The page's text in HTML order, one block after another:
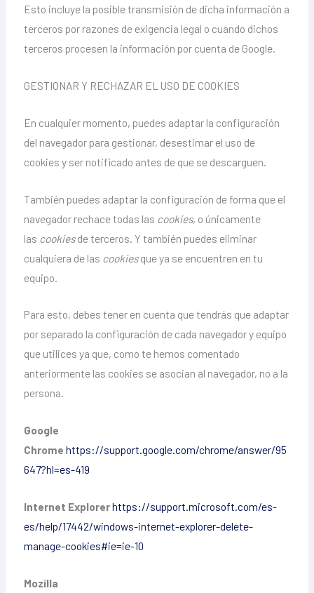
Esto incluye la posible transmisión de dicha información a
terceros por razones de exigencia legal o cuando dichos
terceros procesen la información por cuenta de Google.
GESTIONAR Y RECHAZAR EL USO DE COOKIES
En cualquier momento, puedes adaptar la configuración
del navegador para gestionar, desestimar el uso de
cookies y ser notificado antes de que se descarguen.
También puedes adaptar la configuración de forma que el
navegador rechace todas las cookies, o únicamente
las cookiesde terceros. Y también puedes eliminar
cualquiera de las cookiesque ya se encuentren en tu
equipo.
Para esto, debes tener en cuenta que tendrás que adaptar
por separado la configuración de cada navegador y equipo
que utilices ya que, como te hemos comentado
anteriormente las cookies se asocian al navegador, no a la
persona.
Google
Chrome https://support.google.com/chrome/answer/95
647?hl=es-419
Internet Explorerhttps://support.microsoft.com/es-
es/help/17442/windows-internet-explorer-delete-
manage-cookies#ie=ie-10
Mozilla